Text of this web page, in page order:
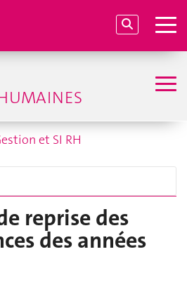
et SI RH
reprise des
des années